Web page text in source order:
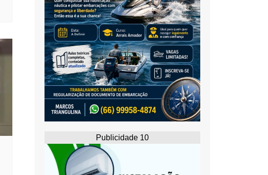
Publicidade 10